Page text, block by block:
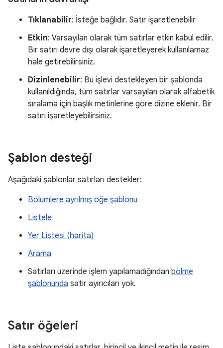
Tıklanabilir: İsteğe bağlıdır. Satır işaretlenebilir
Etkin: Varsayılan olarak tüm satırlar etkin kabul edilir.
Bir satırı devre dışı olarak işaretleyerek kullanılamaz
hale getirebilirsiniz.
Dizinlenebilir: Bu işlevi destekleyen bir şablonda
kullanıldığında, tüm satırlar varsayılan olarak alfabetik
sıralama için başlık metinlerine göre dizine eklenir. Bir
satırı işaretleyebilirsiniz.
Şablon desteği
Aşağıdaki şablonlar satırları destekler:
Bölümlere ayrılmış öğe şablonu
Listele
Yer Listesi (harita)
Arama
Satırları üzerinde işlem yapılamadığından bölme
şablonunda satır ayırıcıları yok.
Satır öğeleri